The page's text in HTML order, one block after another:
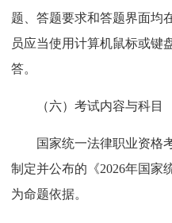
题、答题要求和答题界面均
员应当使用计算机鼠标或键
答。
（六）考试内容与科目
国家统一法律职业资格
制定并公布的《2026年国家
为命题依据。